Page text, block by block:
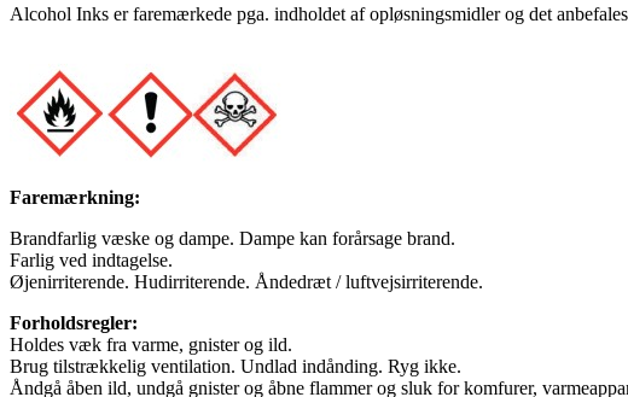
Alcohol Inks er faremærkede pga. indholdet af opløsningsmidler og det
Faremærkning:
Brandfarlig væske og dampe. Dampe kan forårsage brand.
Farlig ved indtagelse.
Øjenirriterende. Hudirriterende. Åndedræt / luftvejsirriterende.
Forholdsregler:
Holdes væk fra varme, gnister og ild.
Brug tilstrækkelig ventilation. Undlad indånding. Ryg ikke.
Åndgå åben ild, undgå gnister og åbne flammer og sluk for komfurer,